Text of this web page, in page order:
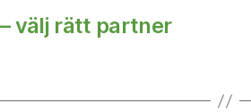
välj rätt partner